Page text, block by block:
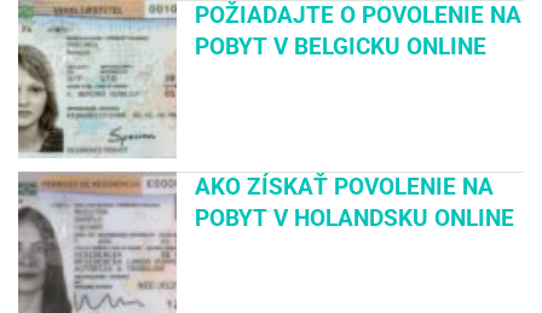
POŽIADAJTE O POVOLENIE NA
POBYT V BELGICKU ONLINE
AKO ZÍSKAŤ POVOLENIE NA
POBYT V HOLANDSKU ONLINE